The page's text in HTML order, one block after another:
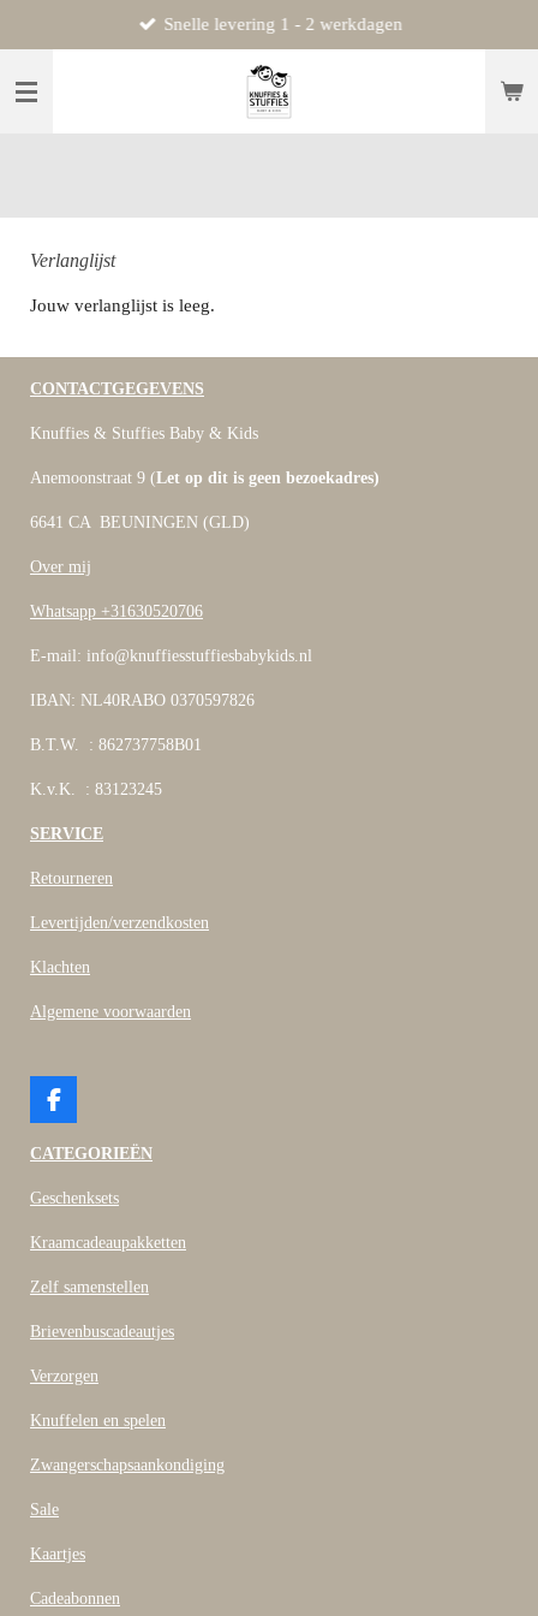
direct
naar
Snelle levering 1 - 2 werkdagen
Verlanglijst
Jouw verlanglijst is leeg.
CONTACTGEGEVENS
Knuffies & Stuffies Baby & Kids
Anemoonstraat 9 (Let op dit is geen bezoekadres)
6641 CA BEUNINGEN (GLD)
Over mij
Whatsapp +31630520706
E-mail: info@knuffiesstuffiesbabykids.nl
IBAN: NL40RABO 0370597826
B.T.W. : 862737758B01
K.v.K. : 83123245
SERVICE
Retourneren
Levertijden/verzendkosten
Klachten
Algemene voorwaarden
F
c
b
o
CATEGORIEËN
Geschenksets
Kraamcadeaupakketten
Zelf samenstellen
Brievenbuscadeautjes
Verzorgen
Knuffelen en spelen
Zwangerschapsaankondiging
Sale
Kaartjes
Cadeabonnen